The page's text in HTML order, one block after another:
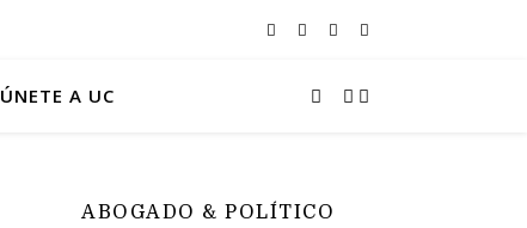
ÚNETE A UC
ABOGADO & POLÍTICO